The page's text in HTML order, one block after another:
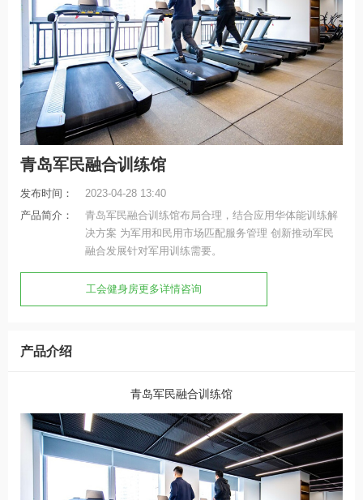
青岛军民融合训练馆
发布时间：
2023-04-28 13:40
产品简介：
青岛军民融合训练馆布局合理，结合应用华体能训练解
决方案 为军用和民用市场匹配服务管理 创新推动军民
融合发展针对军用训练需要。
工会健身房更多详情咨询
产品介绍
青岛军民融合训练馆